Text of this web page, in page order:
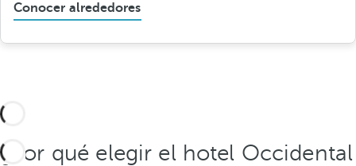
Conocer alrededores
¿Por qué elegir el hotel Occidental